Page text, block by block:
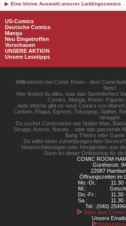
Eine kleine Auswahl unserer Lieblingscomics
US-Comics
Deutsche Comics
Manga
Neu Eingetroffen
Vorschauen
UNSERE AKTION
Unsere Lesetipps
Willkommen bei Comic Room - dem
Netz!
Hier findest du alles, was das Sammlerherz
Comics, Manga, Poster, Figuren
Jede Woche gibt es neue Comics von
Carlsen, Ehapa, Egmont, Tokyopop, Splitter,
Verlagen.
Du suchst Comicserien wie Spider-Man,
Struppi, Asterix, Naruto... oder das passende
Bang Theory oder
Du willst einen zuverlässigen Abo-
Neuerscheinungen oder Neuigkeiten aus
Dann ist dieser Onlineshop für
COMIC ROOM
Güntherstr.
22087
Öffnungszeiten im
Mo.-Di.:
11.30
Mi.:
Do.-Fr.:
11.30
Sa.:
11.30
Tel.: (040)
Über den
Unsere